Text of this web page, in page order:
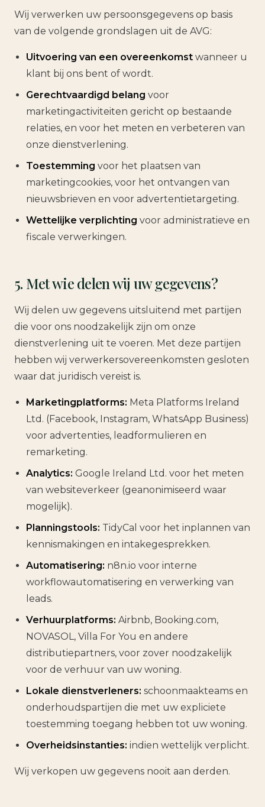
Wij verwerken uw persoonsgegevens op basis
van de volgende grondslagen uit de AVG:
Uitvoering van een overeenkomst wanneer u
klant bij ons bent of wordt.
Gerechtvaardigd belang voor
marketingactiviteiten gericht op bestaande
relaties, en voor het meten en verbeteren van
onze dienstverlening.
Toestemming voor het plaatsen van
marketingcookies, voor het ontvangen van
nieuwsbrieven en voor advertentietargeting.
Wettelijke verplichting voor administratieve en
fiscale verwerkingen.
5. Met wie delen wij uw gegevens?
Wij delen uw gegevens uitsluitend met partijen
die voor ons noodzakelijk zijn om onze
dienstverlening uit te voeren. Met deze partijen
hebben wij verwerkersovereenkomsten gesloten
waar dat juridisch vereist is.
Marketingplatforms: Meta Platforms Ireland
Ltd. (Facebook, Instagram, WhatsApp Business)
voor advertenties, leadformulieren en
remarketing.
Analytics: Google Ireland Ltd. voor het meten
van websiteverkeer (geanonimiseerd waar
mogelijk).
Planningstools: TidyCal voor het inplannen van
kennismakingen en intakegesprekken.
Automatisering: n8n.io voor interne
workflowautomatisering en verwerking van
leads.
Verhuurplatforms: Airbnb, Booking.com,
NOVASOL, Villa For You en andere
distributiepartners, voor zover noodzakelijk
voor de verhuur van uw woning.
Lokale dienstverleners: schoonmaakteams en
onderhoudspartijen die met uw expliciete
toestemming toegang hebben tot uw woning.
Overheidsinstanties: indien wettelijk verplicht.
Wij verkopen uw gegevens nooit aan derden.